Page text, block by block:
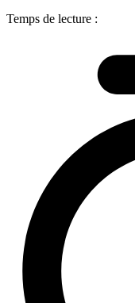
Temps de lecture :